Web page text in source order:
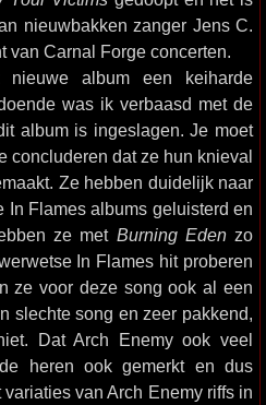
nieuwbakken zanger Jens C.
van Carnal Forge concerten.
album een keiharde
was ik verbaasd met de
album is ingeslagen. Je moet
concluderen dat ze hun knieval
Ze hebben duidelijk naar
In Flames albums geluisterd en
ze met Burning Edenzo
In Flames hit proberen
ze voor deze song ook al een
slechte song en zeer pakkend,
Dat Arch Enemy ook veel
heren ook gemerkt en dus
van Arch Enemy riffs in